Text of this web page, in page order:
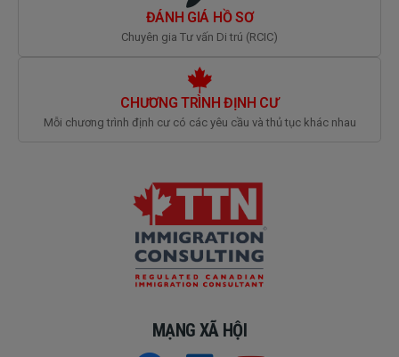
ĐÁNH GIÁ HỒ SƠ
Chuyên gia Tư vấn Di trú (RCIC)
CHƯƠNG TRÌNH ĐỊNH CƯ
Mỗi chương trình định cư có các yêu cầu và thủ tục khác nhau
MẠNG XÃ HỘI